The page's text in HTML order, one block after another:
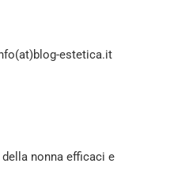
estetica.it
nonna efficaci e